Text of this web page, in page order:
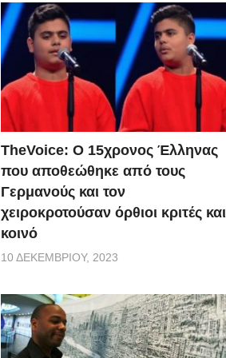
TheVoice: Ο 15χρονος Έλληνας
που αποθεώθηκε από τους
Γερμανούς και τον
χειροκροτούσαν όρθιοι κριτές και
κοινό
10 ΔΕΚΕΜΒΡΊΟΥ, 2023